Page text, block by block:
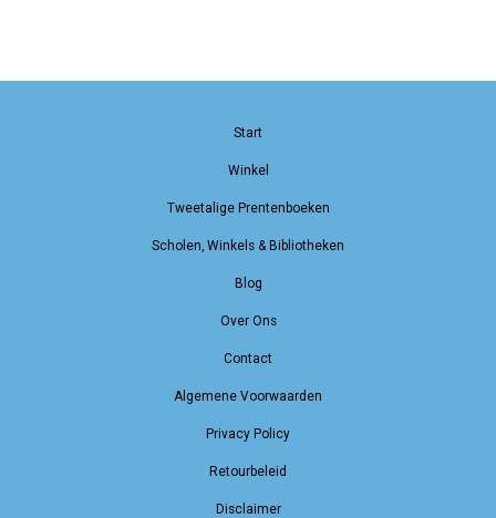
Start
Winkel
Tweetalige Prentenboeken
Scholen, Winkels & Bibliotheken
Blog
Over Ons
Contact
Algemene Voorwaarden
Privacy Policy
Retourbeleid
Disclaimer